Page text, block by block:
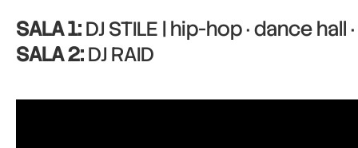
SALA 1:DJ STILE | hip-hop · dance hall
SALA 2:DJ RAID